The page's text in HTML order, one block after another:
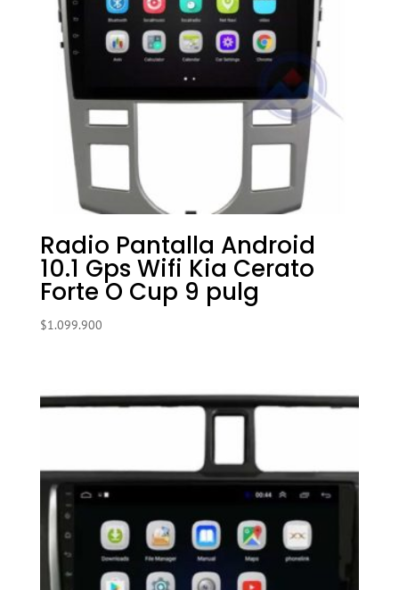
Radio Pantalla Android
10.1 Gps Wifi Kia Cerato
Forte O Cup 9 pulg
$1.099.900